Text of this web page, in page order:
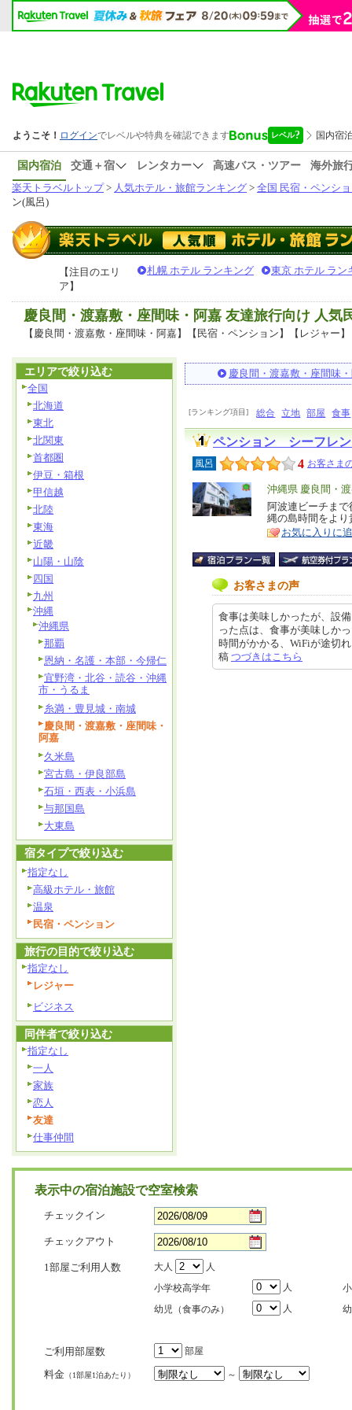
国内宿泊 交通＋宿 レンタカー 高速バス・ツアー
海外旅
楽天トラベルトップ> 人気ホテル・旅館ランキング > 全国 民宿・ペンシ
ン(風呂)
【注目のエリ
ア】
札幌 ホテル ランキング 東京 ホテル ラン
慶良間・渡嘉敷・座間味・阿嘉 友達旅行向け 人
【慶良間・渡嘉敷・座間味・阿嘉】【民宿・ペンション】【レジャー
慶良間・渡嘉敷・座間味
[ランキング項目] 総合 立地 部屋 食事
ペンション シーフレ
風呂 4 お客さま
エ
リ
ア
沖縄県 慶良間・
特
徴
阿波連ビーチま
縄の島時間をよ
お気に入りに
お客さまの声
食事は美味しかったが、設
った点は、食事が美味しか
時間がかかる、WiFiが途切
稿 つづきはこちら
エリアで絞り込む
全国
北海道
東北
北関東
首都圏
伊豆・箱根
甲信越
北陸
東海
近畿
山陽・山陰
四国
九州
沖縄
沖縄県
那覇
恩納・名護・本部・今帰仁
宜野湾・北谷・読谷・沖縄
市・うるま
糸満・豊見城・南城
慶良間・渡嘉敷・座間味・
阿嘉
久米島
宮古島・伊良部島
石垣・西表・小浜島
与那国島
大東島
宿タイプで絞り込む
指定なし
高級ホテル・旅館
温泉
民宿・ペンション
旅行の目的で絞り込む
指定なし
レジャー
ビジネス
同伴者で絞り込む
指定なし
一人
家族
恋人
友達
仕事仲間
表示中の宿泊施設で空室検索
チェックイン
チェックアウト
1部屋ご利用人数 大人
人
小学校高学年
人
幼児（食事のみ）
人
ご利用部屋数 部屋
料金 （1部屋1泊あたり） ～